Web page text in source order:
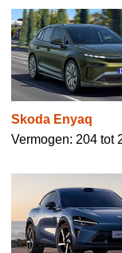
Skoda Enyaq
Vermogen: 204 tot